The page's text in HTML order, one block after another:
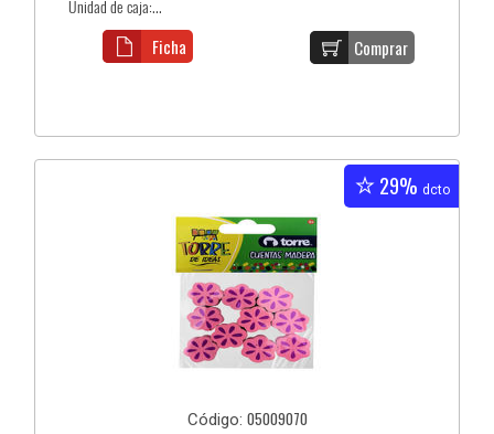
Unidad de caja:...
Comprar
Ficha
29% dcto
Código: 05009070